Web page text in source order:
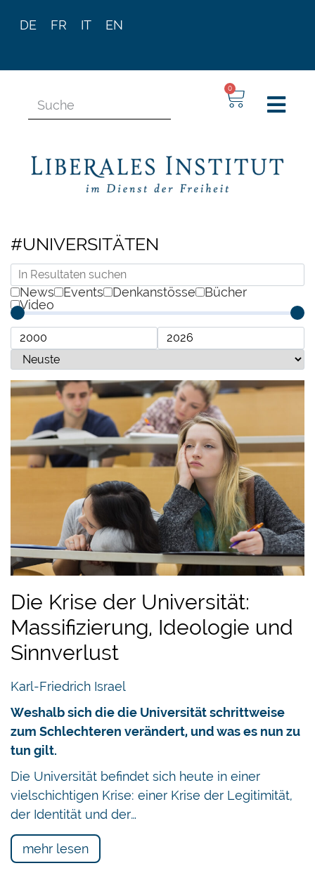
DE FR IT EN
0
#UNIVERSITÄTEN
News Events Denkanstösse
Bücher
Video
Die Krise der Universität:
Massifizierung, Ideologie und
Sinnverlust
Karl-Friedrich Israel
Weshalb sich die die Universität schrittweise
zum Schlechteren verändert, und was es nun zu
tun gilt.
Die Universität befindet sich heute in einer
vielschichtigen Krise: einer Krise der Legitimität,
der Identität und der…
mehr lesen